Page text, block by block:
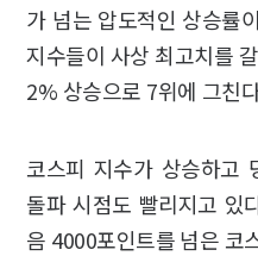
가 넘는 압도적인 상승률
지수들이 사상 최고치를
2% 상승으로 7위에 그친
코스피 지수가 상승하고
돌파 시점도 빨리지고 있
음 4000포인트를 넘은 코